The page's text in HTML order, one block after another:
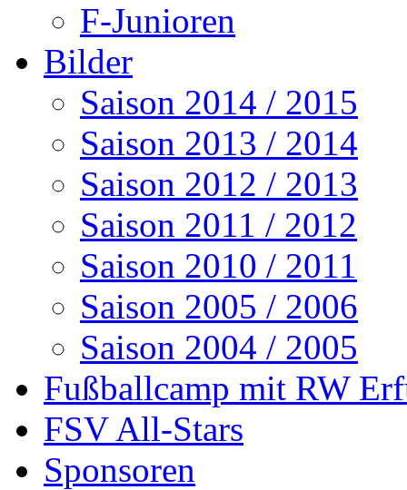
F-Junioren
Bilder
Saison 2014 / 2015
Saison 2013 / 2014
Saison 2012 / 2013
Saison 2011 / 2012
Saison 2010 / 2011
Saison 2005 / 2006
Saison 2004 / 2005
Fußballcamp mit RW
FSV All-Stars
Sponsoren